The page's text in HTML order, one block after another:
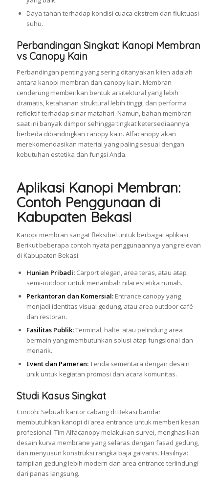
Daya tahan terhadap kondisi cuaca ekstrem dan fluktuasi
suhu.
Perbandingan Singkat: Kanopi Membran
vs Canopy Kain
Perbandingan penting yang sering ditanyakan klien adalah
antara kanopi membran dan canopy kain. Membran
cenderung memberikan bentuk arsitektural yang lebih
dramatis, ketahanan struktural lebih tinggi, dan performa
reflektif terhadap sinar matahari. Namun, bahan membran
saat ini banyak diimpor sehingga tingkat ketersediaannya
berbeda dibandingkan canopy kain. Alfacanopy akan
merekomendasikan material yang paling sesuai dengan
kebutuhan estetika dan fungsi Anda.
Aplikasi Kanopi Membran:
Contoh Penggunaan di
Kabupaten Bekasi
Kanopi membran sangat fleksibel untuk berbagai aplikasi.
Berikut beberapa contoh nyata penggunaannya yang relevan
di Kabupaten Bekasi:
Hunian Pribadi:Carport elegan, area teras, atau atap
semi-outdoor untuk menambah nilai estetika rumah.
Perkantoran dan Komersial:Entrance canopy yang
menjadi identitas visual gedung, atau area outdoor café
dan restoran.
Fasilitas Publik:Terminal, halte, atau pelindung area
bermain yang membutuhkan solusi atap fungsional dan
menarik.
Event dan Pameran:Tenda sementara dengan desain
unik untuk kegiatan promosi dan acara komunitas.
Studi Kasus Singkat
Contoh: Sebuah kantor cabang di Bekasi bandar
membutuhkan kanopi di area entrance untuk memberi kesan
profesional. Tim Alfacanopy melakukan survei, menghasilkan
desain kurva membrane yang selaras dengan fasad gedung,
dan menyusun konstruksi rangka baja galvanis. Hasilnya:
tampilan gedung lebih modern dan area entrance terlindungi
dari panas langsung.